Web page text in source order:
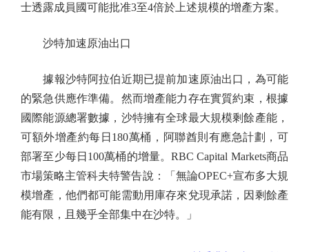
士透露成員國可能批准3至4倍於上述規模的增產方案。
沙特加速原油出口
據報沙特阿拉伯近期已提前加速原油出口，為可能
的緊急供應作準備。然而增產能力存在實質約束，根據
國際能源總署數據，沙特擁有全球最大規模剩餘產能，
可額外增產約每日180萬桶，阿聯酋則有應急計劃，可
部署至少每日100萬桶的增量。RBC Capital Markets商品
市場策略主管科夫特警告說：「無論OPEC+宣布多大規
模增產，他們都可能需動用庫存來兌現承諾，因剩餘產
能有限，且幾乎全部集中在沙特。」